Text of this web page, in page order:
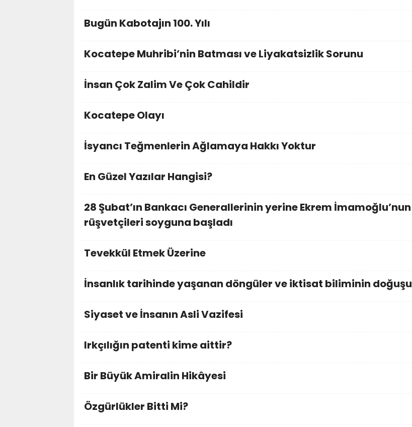
Bugün Kabotajın 100. Yılı
Kocatepe Muhribi’nin Batması ve Liyakatsizlik Sorunu
İnsan Çok Zalim Ve Çok Cahildir
Kocatepe Olayı
İsyancı Teğmenlerin Ağlamaya Hakkı Yoktur
En Güzel Yazılar Hangisi?
28 Şubat’ın Bankacı Generallerinin yerine Ekrem İmamoğlu’nun
rüşvetçileri soyguna başladı
Tevekkül Etmek Üzerine
İnsanlık tarihinde yaşanan döngüler ve iktisat biliminin doğuşu
Siyaset ve İnsanın Asli Vazifesi
Irkçılığın patenti kime aittir?
Bir Büyük Amiralin Hikâyesi
Özgürlükler Bitti Mi?